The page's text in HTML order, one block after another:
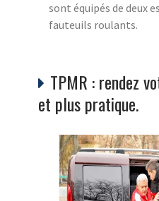
sont équipés de deux
fauteuils roulants.
TPMR : rendez
et plus pratique.